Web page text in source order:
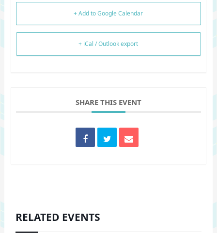
+ Add to Google Calendar
+ iCal / Outlook export
SHARE THIS EVENT
RELATED EVENTS